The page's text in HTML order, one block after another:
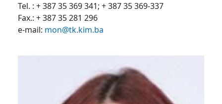
Tel. : + 387 35 369 341; + 387 35 369-337
Fax.: + 387 35 281 296
e-mail: mon@tk.kim.ba